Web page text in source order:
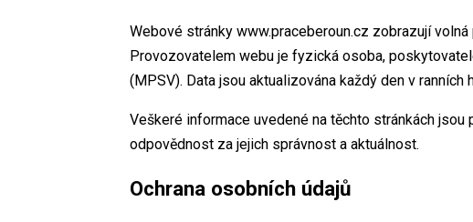
Webové stránky www.praceberoun.cz zobrazují
Provozovatelem webu je fyzická osoba,
(MPSV). Data jsou aktualizována každý den v ranních
Veškeré informace uvedené na těchto stránkách
odpovědnost za jejich správnost a aktuálnost.
Ochrana osobních údajů